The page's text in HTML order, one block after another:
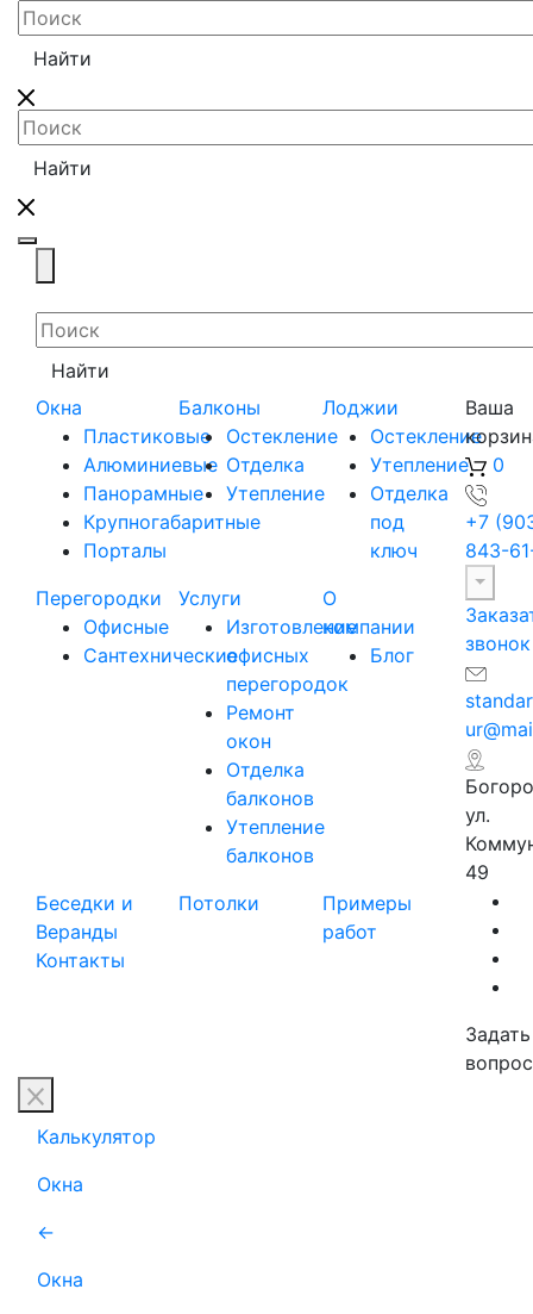
Найти
Найти
Toggle navigation
Найти
Окна
Пластиковые
Алюминиевые
Панорамные
Крупногабаритные
Порталы
Балконы
Остекление
Отделка
Утепление
Лоджии
Остекление
Утепление
Отделка
под
ключ
Перегородки
Офисные
Сантехнические
Услуги
Изготовление
офисных
перегородок
Ремонт
окон
Отделка
балконов
Утепление
балконов
О
компании
Блог
Беседки и
Веранды
Потолки
Примеры
работ
Контакты
Ваша
0
+7
843-
звонок
ул.
49
Задать
вопрос
Калькулятор
Окна
←
Окна